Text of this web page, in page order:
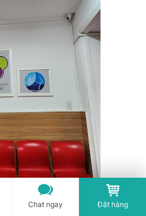
Chat ngay Đặt hàng